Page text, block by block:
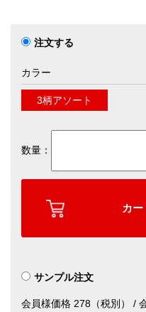
注文する
カラー
3柄アソート
数量：
サンプル注文
会員様価格 278（税別） /